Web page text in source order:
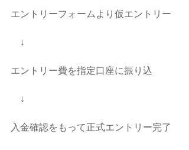
エントリーフォームより仮エントリー
↓
エントリー費を指定口座に振り込
↓
入金確認をもって正式エントリー完了